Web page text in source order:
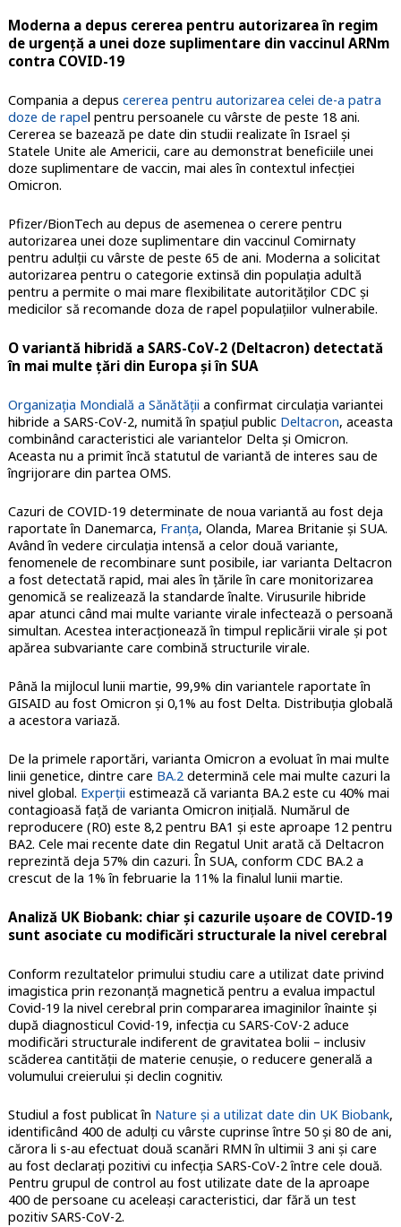
Moderna a depus cererea pentru autorizarea în regim
de urgență a unei doze suplimentare din vaccinul ARNm
contra COVID-19
Compania a depus cererea pentru autorizarea celei de-a patra
doze de rapel pentru persoanele cu vârste de peste 18 ani.
Cererea se bazează pe date din studii realizate în Israel și
Statele Unite ale Americii, care au demonstrat beneficiile unei
doze suplimentare de vaccin, mai ales în contextul infecției
Omicron.
Pfizer/BionTech au depus de asemenea o cerere pentru
autorizarea unei doze suplimentare din vaccinul Comirnaty
pentru adulții cu vârste de peste 65 de ani. Moderna a solicitat
autorizarea pentru o categorie extinsă din populația adultă
pentru a permite o mai mare flexibilitate autorităților CDC și
medicilor să recomande doza de rapel populațiilor vulnerabile.
O variantă hibridă a SARS-CoV-2 (Deltacron) detectată
în mai multe țări din Europa și în SUA
Organizația Mondială a Sănătății a confirmat circulația variantei
hibride a SARS-CoV-2, numită în spațiul public Deltacron, aceasta
combinând caracteristici ale variantelor Delta și Omicron.
Aceasta nu a primit încă statutul de variantă de interes sau de
îngrijorare din partea OMS.
Cazuri de COVID-19 determinate de noua variantă au fost deja
raportate în Danemarca, Franța, Olanda, Marea Britanie și SUA.
Având în vedere circulația intensă a celor două variante,
fenomenele de recombinare sunt posibile, iar varianta Deltacron
a fost detectată rapid, mai ales în țările în care monitorizarea
genomică se realizează la standarde înalte. Virusurile hibride
apar atunci când mai multe variante virale infectează o persoană
simultan. Acestea interacționează în timpul replicării virale și pot
apărea subvariante care combină structurile virale.
Până la mijlocul lunii martie, 99,9% din variantele raportate în
GISAID au fost Omicron și 0,1% au fost Delta. Distribuția globală
a acestora variază.
De la primele raportări, varianta Omicron a evoluat în mai multe
linii genetice, dintre care BA.2determină cele mai multe cazuri la
nivel global. Experții estimează că varianta BA.2 este cu 40% mai
contagioasă față de varianta Omicron inițială. Numărul de
reproducere (R0) este 8,2 pentru BA1 și este aproape 12 pentru
BA2. Cele mai recente date din Regatul Unit arată că Deltacron
reprezintă deja 57% din cazuri. În SUA, conform CDC BA.2 a
crescut de la 1% în februarie la 11% la finalul lunii martie.
Analiză UK Biobank: chiar și cazurile ușoare de COVID-19
sunt asociate cu modificări structurale la nivel cerebral
Conform rezultatelor primului studiu care a utilizat date privind
imagistica prin rezonanță magnetică pentru a evalua impactul
Covid-19 la nivel cerebral prin compararea imaginilor înainte și
după diagnosticul Covid-19, infecția cu SARS-CoV-2 aduce
modificări structurale indiferent de gravitatea bolii – inclusiv
scăderea cantității de materie cenușie, o reducere generală a
volumului creierului și declin cognitiv.
Studiul a fost publicat în Nature și a utilizat date din UK Biobank,
identificând 400 de adulți cu vârste cuprinse între 50 și 80 de ani,
cărora li s-au efectuat două scanări RMN în ultimii 3 ani și care
au fost declarați pozitivi cu infecția SARS-CoV-2 între cele două.
Pentru grupul de control au fost utilizate date de la aproape
400 de persoane cu aceleași caracteristici, dar fără un test
pozitiv SARS-CoV-2.